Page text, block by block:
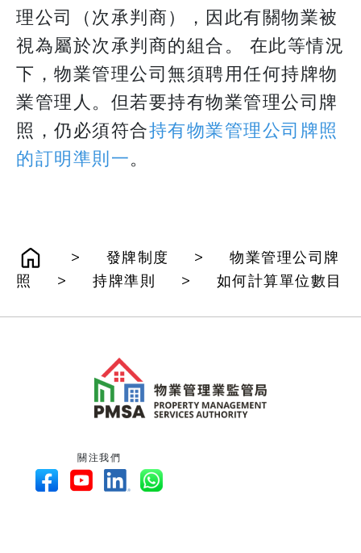
理公司（次承判商），因此有關物業被
視為屬於次承判商的組合。 在此等情況
下，物業管理公司無須聘用任何持牌物
業管理人。但若要持有物業管理公司牌
照，仍必須符合持有物業管理公司牌照
的訂明準則一。
> 發牌制度 >
物業管理公司牌
照
> 持牌準則 > 如何計算單位數目
關注我們